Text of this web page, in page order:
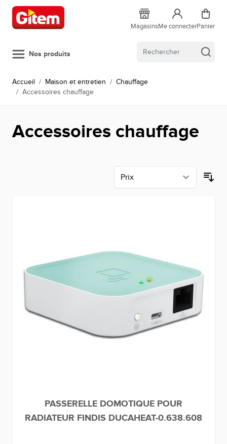
Allez au contenu
MagasinsMe connecterPanier
Nos produits
Accueil / Maison et entretien / Chauffage
/ Accessoires chauffage
Accessoires chauffage
PASSERELLE DOMOTIQUE POUR
RADIATEUR FINDIS DUCAHEAT-0.638.608